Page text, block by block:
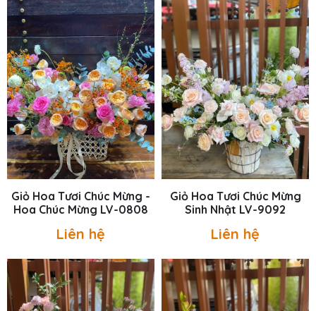
Giỏ Hoa Tươi Chúc Mừng -
Hoa Chúc Mừng LV-0808
Liên hệ
Giỏ Hoa Tươi Chúc Mừng
Sinh Nhật LV-9092
Liên hệ